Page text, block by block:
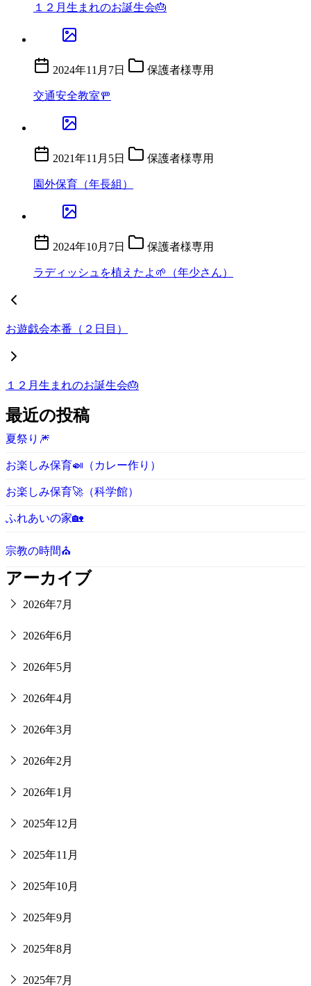
１２月生まれのお誕生会🎂
2024年11月7日 保護者様専用
交通安全教室🚥
2021年11月5日 保護者様専用
園外保育（年長組）
2024年10月7日 保護者様専用
ラディッシュを植えたよ🌱（年少さん）
お遊戯会本番（２日目）
１２月生まれのお誕生会🎂
最近の投稿
夏祭り🎆
お楽しみ保育🍛（カレー作り）
お楽しみ保育🚀（科学館）
ふれあいの家🏡
宗教の時間⛪
アーカイブ
2026年7月
2026年6月
2026年5月
2026年4月
2026年3月
2026年2月
2026年1月
2025年12月
2025年11月
2025年10月
2025年9月
2025年8月
2025年7月